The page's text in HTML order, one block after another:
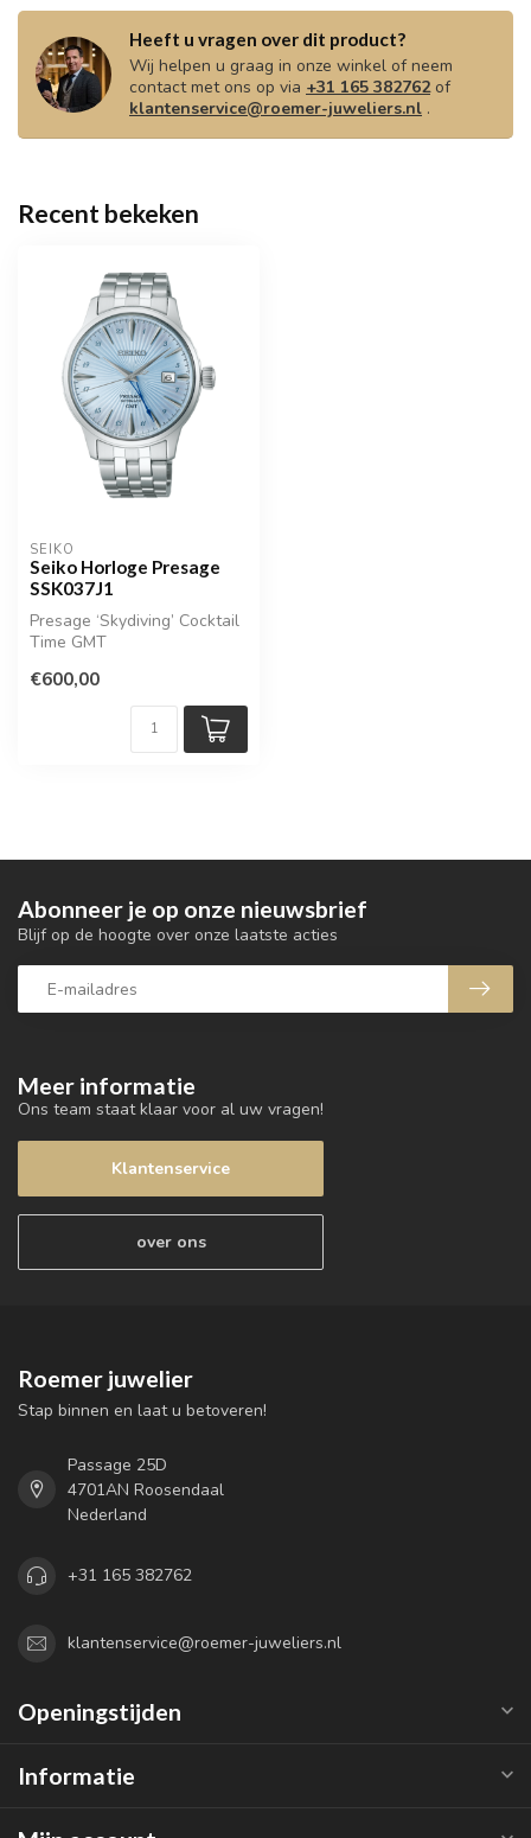
Heeft u vragen over dit product?
Wij helpen u graag in onze winkel of neem
contact met ons op via +31 165 382762of
klantenservice@roemer-juweliers.nl .
Recent bekeken
SEIKO
Seiko Horloge Presage
SSK037J1
Presage ‘Skydiving’ Cocktail
Time GMT
€600,00
Meer informatie
Ons team staat klaar voor al uw vragen!
Klantenservice
over ons
Abonneer je op onze nieuwsbrief
Blijf op de hoogte over onze laatste acties
Roemer juwelier
Stap binnen en laat u betoveren!
Passage 25D
4701AN Roosendaal
Nederland
+31 165 382762
klantenservice@roemer-juweliers.nl
Openingstijden
Informatie